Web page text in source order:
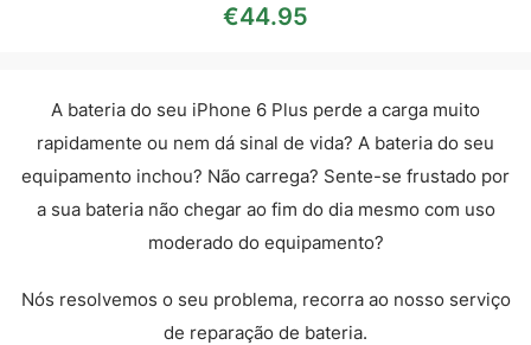
€44.95
A bateria do seu iPhone 6 Plus perde a carga muito
rapidamente ou nem dá sinal de vida? A bateria do seu
equipamento inchou? Não carrega? Sente-se frustado por
a sua bateria não chegar ao fim do dia mesmo com uso
moderado do equipamento?
Nós resolvemos o seu problema, recorra ao nosso serviço
de reparação de bateria.